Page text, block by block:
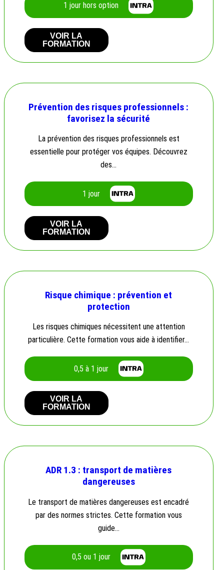
1 jour hors option
VOIR LA
FORMATION
Prévention des risques professionnels :
favorisez la sécurité
La prévention des risques professionnels est
essentielle pour protéger vos équipes. Découvrez
des…
1 jour
VOIR LA
FORMATION
Risque chimique : prévention et
protection
Les risques chimiques nécessitent une attention
particulière. Cette formation vous aide à identifier…
0,5 à 1 jour
VOIR LA
FORMATION
ADR 1.3 : transport de matières
dangereuses
Le transport de matières dangereuses est encadré
par des normes strictes. Cette formation vous
guide…
0,5 ou 1 jour